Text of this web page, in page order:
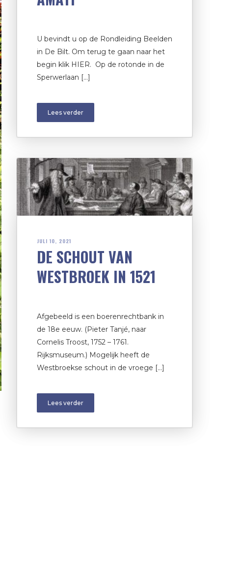
U bevindt u op de Rondleiding Beelden
in De Bilt. Om terug te gaan naar het
begin klik HIER. Op de rotonde in de
Sperwerlaan […]
Lees verder
JULI 10, 2021
DE SCHOUT VAN
WESTBROEK IN 1521
Afgebeeld is een boerenrechtbank in
de 18e eeuw. (Pieter Tanjé, naar
Cornelis Troost, 1752 – 1761.
Rijksmuseum.) Mogelijk heeft de
Westbroekse schout in de vroege […]
Lees verder